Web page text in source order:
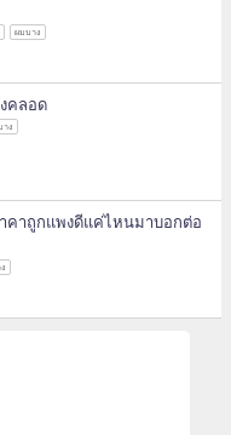
ผมบาง
คลอด
าง
คาถูกแพงดีแค่ไหนมาบอกต่อ